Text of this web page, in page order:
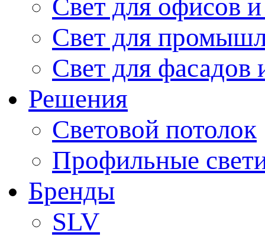
Свет для офисов
Свет для
Свет для фасадов
Решения
Световой потолок
Профильные
Бренды
SLV